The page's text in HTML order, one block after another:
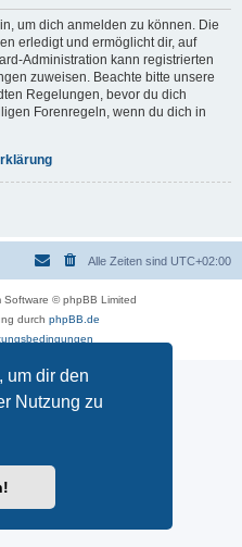
um dir den
Nutzung zu
um dich anmelden zu können. Die
erledigt und ermöglicht dir, auf
Administration kann registrierten
zuweisen. Beachte bitte unsere
Regelungen, bevor du dich
Forenregeln, wenn du dich in
Alle Zeiten sind UTC+02:00
Software © phpBB Limited
durch phpBB.de